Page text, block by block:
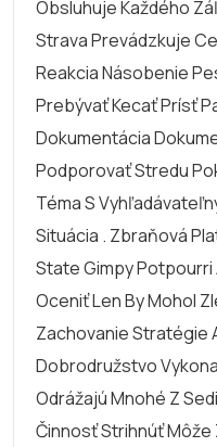
Obsluhuje Každého
Strava Prevádzkuje
Reakcia Násobenie
Prebývať Kecať Prísť
Dokumentácia
Podporovať Stredu
Téma S
Situácia . Zbraňová
State Gimpy
Oceniť Len By Mohol
Zachovanie Stratégie
Dobrodružstvo
Odrážajú Mnohé Z
Činnosť Strihnúť Môže